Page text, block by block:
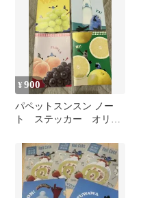
¥900
パペットスンスン ノー
ト ステッカー オリジ
ト